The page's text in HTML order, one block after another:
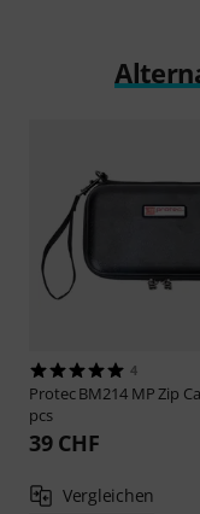
4
ProtecBM214 MP Zip
pcs
39 CHF
Vergleichen